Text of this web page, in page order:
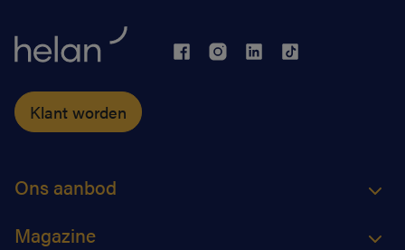
Klant worden
Ons aanbod
Magazine